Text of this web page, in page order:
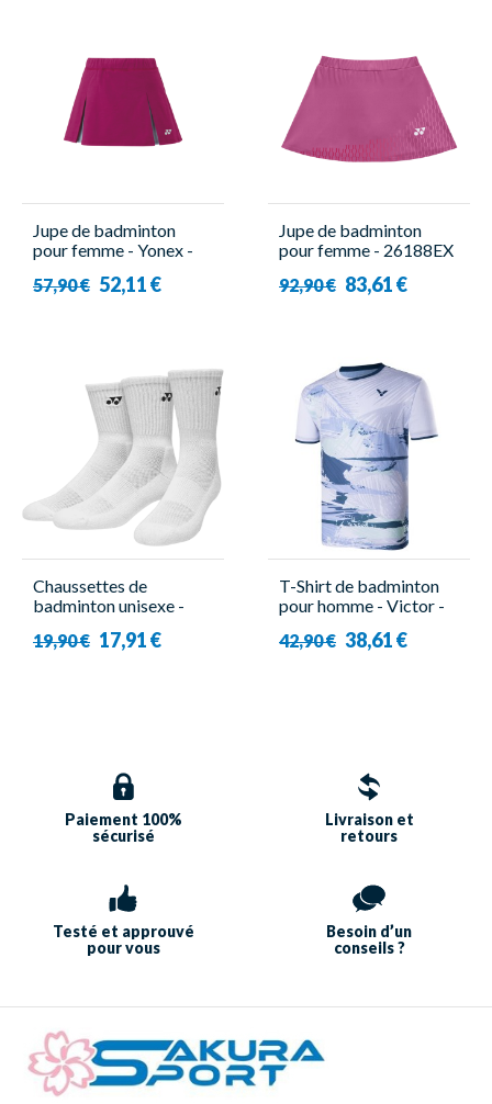
Jupe de badminton
pour femme - Yonex -
57,90 € 52,11 €
Jupe de badminton
pour femme - 26188EX
92,90 € 83,61 €
Chaussettes de
badminton unisexe -
19,90 € 17,91 €
T-Shirt de badminton
pour homme - Victor -
42,90 € 38,61 €
Paiement 100%
sécurisé
Livraison et
retours
Testé et approuvé
pour vous
Besoin d’un
conseils ?